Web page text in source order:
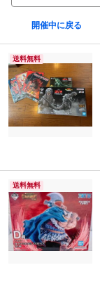
開催中に戻る
送料無料
送料無料